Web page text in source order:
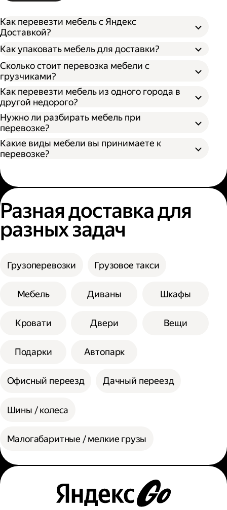
Как перевезти мебель с Яндекс
Доставкой?
Откройте приложение Яндекс Go или сайт;
Выберите тип кузова и количество
Укажите адрес отправления и получения;
Нажмите кнопку «Заказать».
Как упаковать мебель для доставки?
Разобрать поддающуюся разборке
мебель;
Упаковать разобранную мебель в стретч-
пленку, воздушно-пузырьковую пленку или
другой надежный материал;
Упаковать неразборную мебель в картон
или поролон.
Сколько стоит перевозка мебели с
грузчиками?
Как перевезти мебель из одного города в
другой недорого?
Нужно ли разбирать мебель при
перевозке?
Какие виды мебели вы принимаете к
перевозке?
Разная доставка для
разных задач
Грузоперевозки Грузовое такси
Мебель Диваны Шкафы
Кровати Двери Вещи
Подарки Автопарк
Офисный переезд Дачный переезд
Шины / колеса
Малогабаритные / мелкие грузы